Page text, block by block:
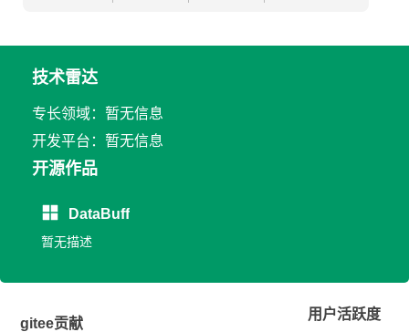
技术雷达
专长领域：暂无信息
开发平台：暂无信息
开源作品
DataBuff
暂无描述
gitee贡献
用户活跃度